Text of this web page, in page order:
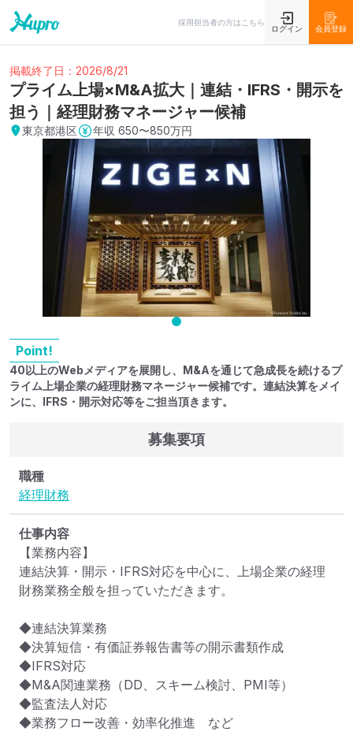
採用担当者の方はこちら
ログイン 会員登録
掲載終了日：2026/8/21
プライム上場×M&A拡大｜連結・IFRS・開示を
担う｜経理財務マネージャー候補
東京都港区 年収 650〜850万円
Point!
40以上のWebメディアを展開し、M&Aを通じて急成長を続けるプ
ライム上場企業の経理財務マネージャー候補です。連結決算をメイ
ンに、IFRS・開示対応等をご担当頂きます。
募集要項
職種
経理財務
仕事内容
【業務内容】
連結決算・開示・IFRS対応を中心に、上場企業の経理
財務業務全般を担っていただきます。
◆連結決算業務
◆決算短信・有価証券報告書等の開示書類作成
◆IFRS対応
◆M&A関連業務（DD、スキーム検討、PMI等）
◆監査法人対応
◆業務フロー改善・効率化推進　など